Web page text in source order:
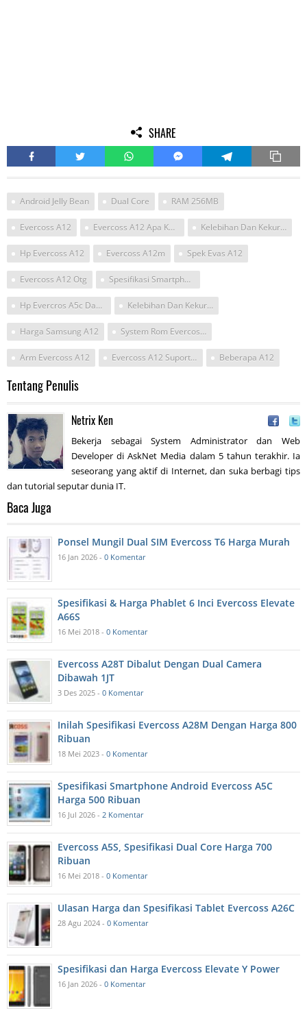
SHARE
Android Jelly Bean Dual Core RAM 256MB
Evercoss A12 Evercoss A12 Apa Kh Support Otg Kelebihan Dan Kekurangan Hp Evercoss A12
Hp Evercoss A12 Evercoss A12m Spek Evas A12
Evercoss A12 Otg Spesifikasi Smartphone Evercoss
Hp Evercros A5c Dan A12 Kelebihan Dan Kekurangan Evercoss A12
Harga Samsung A12 System Rom Evercoss A12
Arm Evercoss A12 Evercoss A12 Suport Otg Beberapa A12
Tentang Penulis
Netrix Ken
Bekerja sebagai System Administrator dan Web
Developer di AskNet Media dalam 5 tahun terakhir. Ia
seseorang yang aktif di Internet, dan suka berbagi tips
dan tutorial seputar dunia IT.
Baca Juga
Ponsel Mungil Dual SIM Evercoss T6 Harga Murah
16 Jan 2026 - 0 Komentar
Spesifikasi & Harga Phablet 6 Inci Evercoss Elevate
A66S
16 Mei 2018 - 0 Komentar
Evercoss A28T Dibalut Dengan Dual Camera
Dibawah 1JT
3 Des 2025 - 0 Komentar
Inilah Spesifikasi Evercoss A28M Dengan Harga 800
Ribuan
18 Mei 2023 - 0 Komentar
Spesifikasi Smartphone Android Evercoss A5C
Harga 500 Ribuan
16 Jul 2026 - 2 Komentar
Evercoss A5S, Spesifikasi Dual Core Harga 700
Ribuan
16 Mei 2018 - 0 Komentar
Ulasan Harga dan Spesifikasi Tablet Evercoss A26C
28 Agu 2024 - 0 Komentar
Spesifikasi dan Harga Evercoss Elevate Y Power
16 Jan 2026 - 0 Komentar